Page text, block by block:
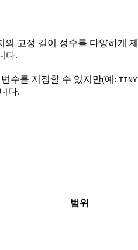
의 고정 길이 정수를 다양하게
다.
수를 지정할 수 있지만(예:
다.
범위